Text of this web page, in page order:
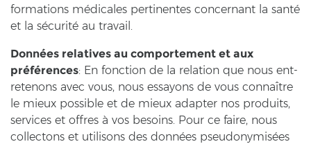
for­ma­ti­ons médicales per­ti­nen­tes con­cer­nant la santé
et la sécurité au tra­vail.
Données re­la­ti­ves au com­porte­ment et aux
préférences: En fonc­tion de la re­la­ti­on que nous ent­
re­te­nons avec vous, nous es­say­ons de vous connaître
le mieux pos­si­ble et de mieux ad­ap­ter nos pro­duits,
ser­vices et off­res à vos be­so­ins. Pour ce faire, nous
coll­ec­tons et uti­li­sons des données pseudonymisées